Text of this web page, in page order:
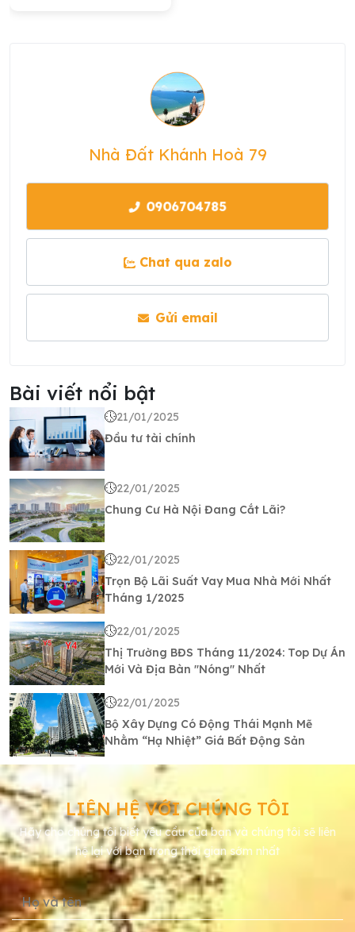
Nhà Đất Khánh Hoà 79
0906704785
Chat qua zalo
Gửi email
Bài viết nổi bật
21/01/2025
Đầu tư tài chính
22/01/2025
Chung Cư Hà Nội Đang Cắt Lãi?
22/01/2025
Trọn Bộ Lãi Suất Vay Mua Nhà Mới Nhất
Tháng 1/2025
22/01/2025
Thị Trường BĐS Tháng 11/2024: Top Dự Án
Mới Và Địa Bàn "Nóng" Nhất
22/01/2025
Bộ Xây Dựng Có Động Thái Mạnh Mẽ
Nhằm “Hạ Nhiệt” Giá Bất Động Sản
LIÊN HỆ VỚI CHÚNG TÔI
Hãy cho chúng tôi biết yêu cầu của bạn và chúng tôi sẽ liên
hệ lại với bạn trong thời gian sớm nhất